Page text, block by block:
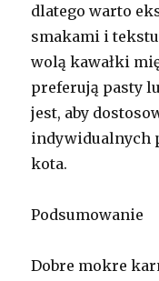
dlatego warto
smakami i
wolą kawałki
preferują pasty
jest, aby
indywidualnych
kota.
Podsumowanie
Dobre mokre